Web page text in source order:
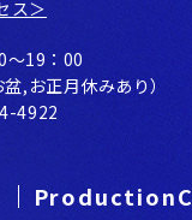
ス＞
〜19：00
,お正⽉休みあり）
4922